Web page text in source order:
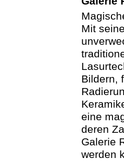
Mit
Bildern,
eine
deren
Galerie
werden